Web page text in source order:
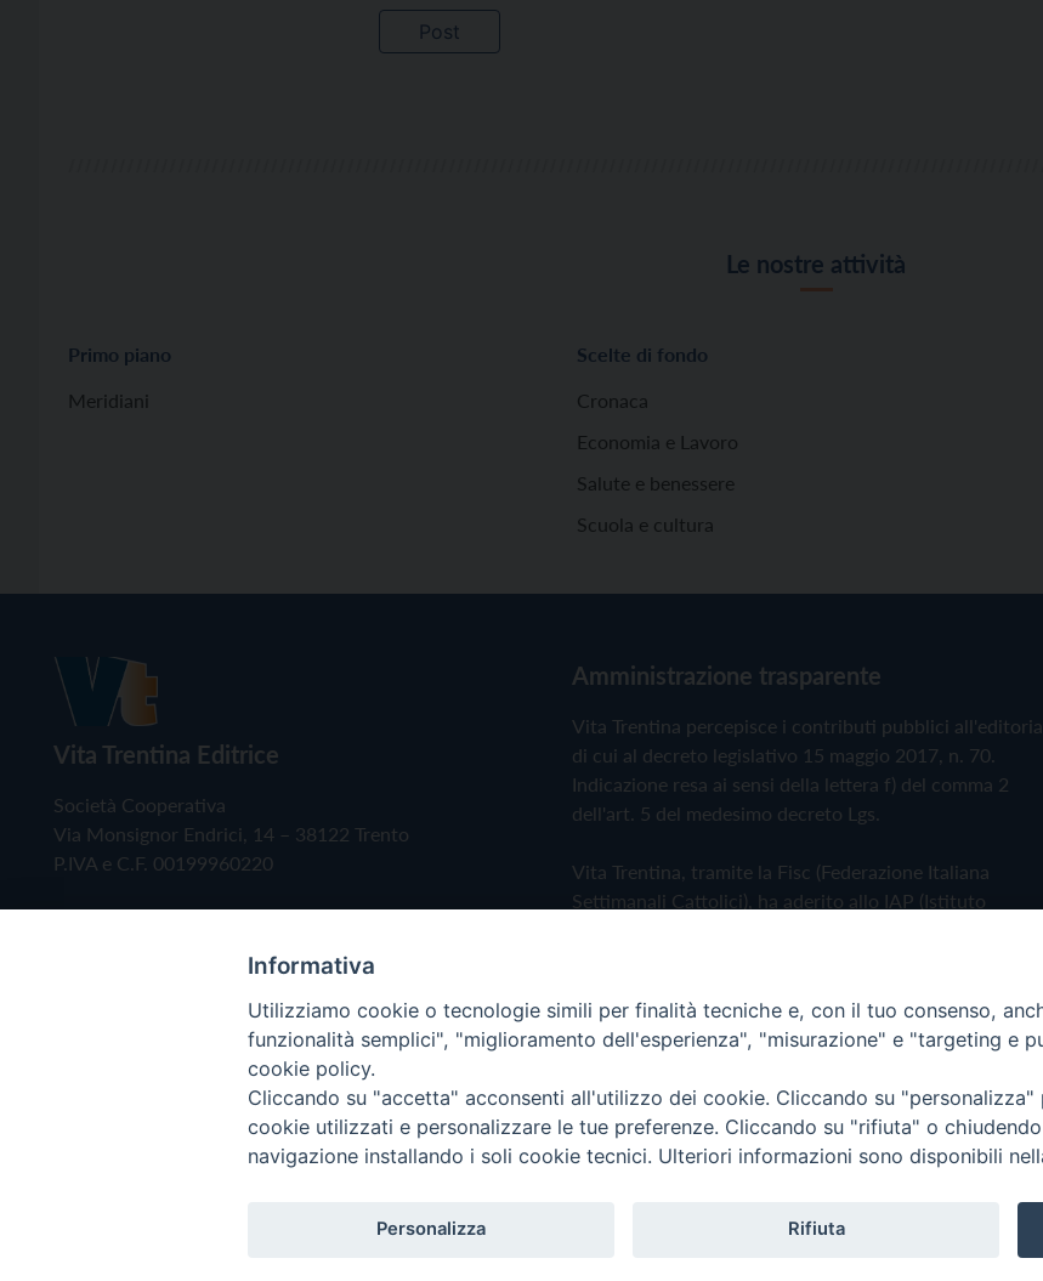
Le nostre attività
Primo piano
Meridiani
Scelte di fondo
Cronaca
Economia e Lavoro
Salute e benessere
Scuola e cultura
Vita Trentina Editrice
Società Cooperativa
Via Monsignor Endrici, 14 – 38122 Trento
P.IVA e C.F. 00199960220
Amministrazione trasparente
Vita Trentina percepisce i contributi pubblici all'editoria
di cui al decreto legislativo 15 maggio 2017, n. 70.
Indicazione resa ai sensi della lettera f) del comma 2
dell'art. 5 del medesimo decreto Lgs.
Vita Trentina, tramite la Fisc (Federazione Italiana
Settimanali Cattolici), ha aderito allo IAP (Istituto
Privacy Policy Cookie Policy
Copyright © 2019 - Tutti i diritti riservati - Vita Trentina Editrice
Informativa
Utilizziamo cookie o tecnologie simili per finalità tecniche e, con il tuo consenso,
funzionalità semplici", "miglioramento dell'esperienza", "misurazione" e "targeting e
cookie policy.
Cliccando su "accetta" acconsenti all'utilizzo dei cookie. Cliccando su
cookie utilizzati e personalizzare le tue preferenze. Cliccando su "rifiuta" o
navigazione installando i soli cookie tecnici. Ulteriori informazioni sono disponibili
Personalizza Rifiuta